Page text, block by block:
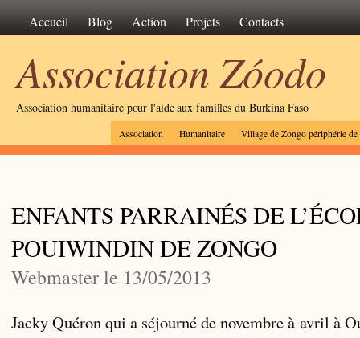
Accueil Blog Action Projets Contacts
Association Zóodo
Association humanitaire pour l'aide aux familles du Burkina Faso
Association Humanitaire Village de Zongo périphérie de
ENFANTS PARRAINÉS DE
POUIWINDIN DE ZONGO
Webmaster le 13/05/2013
Jacky Quéron qui a séjourné de novembre à avril à